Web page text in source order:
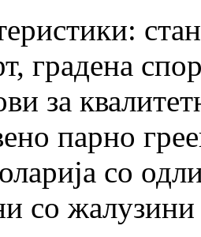
градена
за
парно
со
со